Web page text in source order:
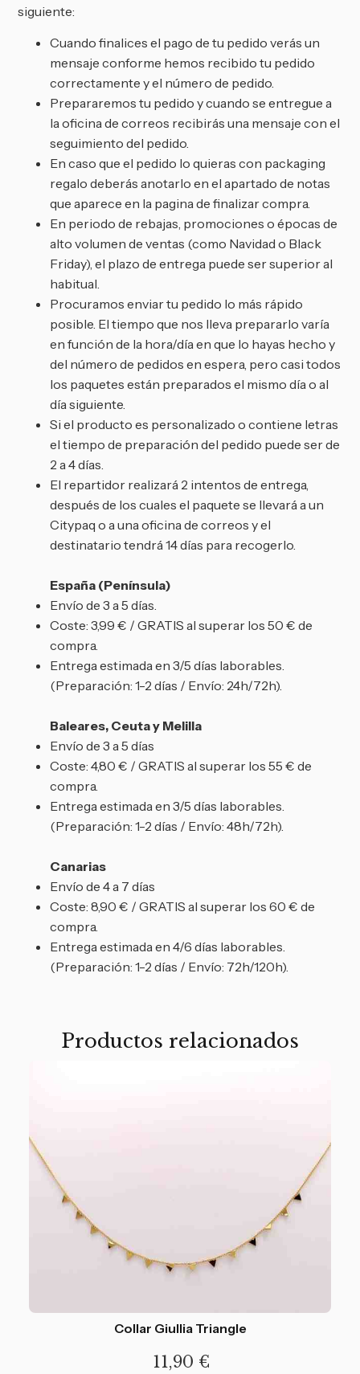
siguiente:
Cuando finalices el pago de tu pedido verás un
mensaje conforme hemos recibido tu pedido
correctamente y el número de pedido.
Prepararemos tu pedido y cuando se entregue a
la oficina de correos recibirás una mensaje con el
seguimiento del pedido.
En caso que el pedido lo quieras con packaging
regalo deberás anotarlo en el apartado de notas
que aparece en la pagina de finalizar compra.
En periodo de rebajas, promociones o épocas de
alto volumen de ventas (como Navidad o Black
Friday), el plazo de entrega puede ser superior al
habitual.
Procuramos enviar tu pedido lo más rápido
posible. El tiempo que nos lleva prepararlo varía
en función de la hora/día en que lo hayas hecho y
del número de pedidos en espera, pero casi todos
los paquetes están preparados el mismo día o al
día siguiente.
Si el producto es personalizado o contiene letras
el tiempo de preparación del pedido puede ser de
2 a 4 días.
El repartidor realizará 2 intentos de entrega,
después de los cuales el paquete se llevará a un
Citypaq o a una oficina de correos y el
destinatario tendrá 14 días para recogerlo.
España (Península)
Envío de 3 a 5 días.
Coste: 3,99 € / GRATIS al superar los 50 € de
compra.
Entrega estimada en 3/5 días laborables.
(Preparación: 1-2 días / Envío: 24h/72h).
Baleares, Ceuta y Melilla
Envío de 3 a 5 días
Coste: 4,80 € / GRATIS al superar los 55 € de
compra.
Entrega estimada en 3/5 días laborables.
(Preparación: 1-2 días / Envío: 48h/72h).
Canarias
Envío de 4 a 7 días
Coste: 8,90 € / GRATIS al superar los 60 € de
compra.
Entrega estimada en 4/6 días laborables.
(Preparación: 1-2 días / Envío: 72h/120h).
Productos relacionados
Collar Giullia Triangle
11,90 €